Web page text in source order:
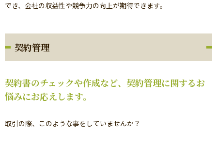
でき、会社の収益性や競争力の向上が期待できます。
契約管理
契約書のチェックや作成など、契約管理に関するお
悩みにお応えします。
取引の際、このような事をしていませんか？